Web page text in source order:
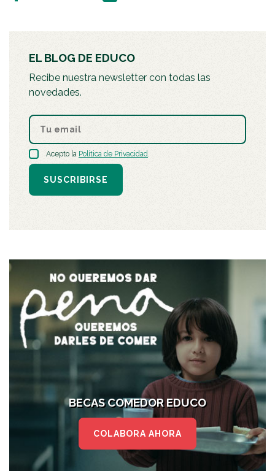
EL BLOG DE EDUCO
Recibe nuestra newsletter con todas las
novedades.
Acepto la Política de Privacidad.
SUSCRIBIRSE
BECAS COMEDOR EDUCO
COLABORA AHORA